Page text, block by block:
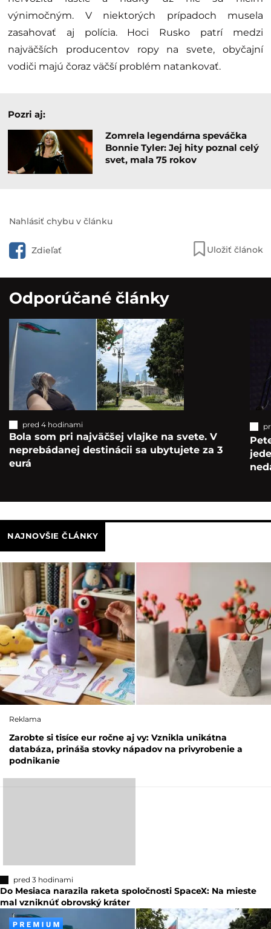
výnimočným. V niektorých prípadoch musela
zasahovať aj polícia. Hoci Rusko patrí medzi
najväčších producentov ropy na svete, obyčajní
vodiči majú čoraz väčší problém natankovať.
Pozri aj:
Zomrela legendárna speváčka
Bonnie Tyler: Jej hity poznal celý
svet, mala 75 rokov
Nahlásiť chybu v článku
Zdieľať Uložiť článok
Odporúčané články
pred 4 hodinami
Bola som pri najväčšej vlajke na svete. V
neprebádanej destinácii sa ubytujete za 3
eurá
NAJNOVŠIE ČLÁNKY
Reklama
Zarobte si tisíce eur ročne aj vy: Vznikla unikátna
databáza, prináša stovky nápadov na privyrobenie a
podnikanie
pred 3 hodinami
Do Mesiaca narazila raketa spoločnosti SpaceX: Na mieste
mal vzniknúť obrovský kráter